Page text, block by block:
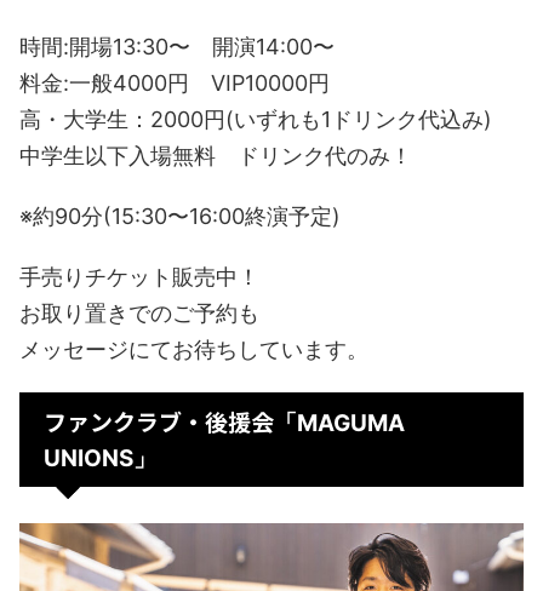
時間:開場13:30〜 開演14:00〜
料金:一般4000円 VIP10000円
高・大学生：2000円(いずれも1ドリンク代込み)
中学生以下入場無料 ドリンク代のみ！
※約90分(15:30〜16:00終演予定)
手売りチケット販売中！
お取り置きでのご予約も
メッセージにてお待ちしています。
ファンクラブ・後援会 「MAGUMA
UNIONS」